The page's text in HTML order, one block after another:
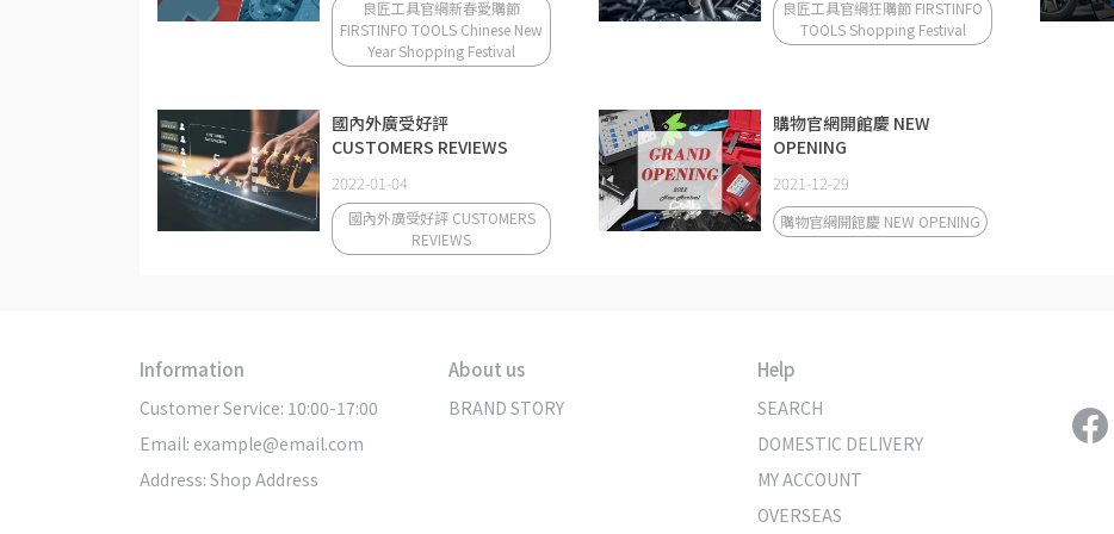
良匠工具官網新春愛購節
FIRSTINFO TOOLS Chinese New
Year Shopping Festival
良匠工具官網狂購節 FIRSTINFO
TOOLS Shopping Festival
國內外廣受好評
CUSTOMERS REVIEWS
2022-01-04
國內外廣受好評 CUSTOMERS
REVIEWS
購物官網開館慶 NEW
OPENING
2021-12-29
購物官網開館慶 NEW OPENING
Information
Customer Service: 10:00-17:00
Email: example@email.com
Address: Shop Address
About us
BRAND STORY
Help
SEARCH
DOMESTIC DELIVERY
MY ACCOUNT
OVERSEAS